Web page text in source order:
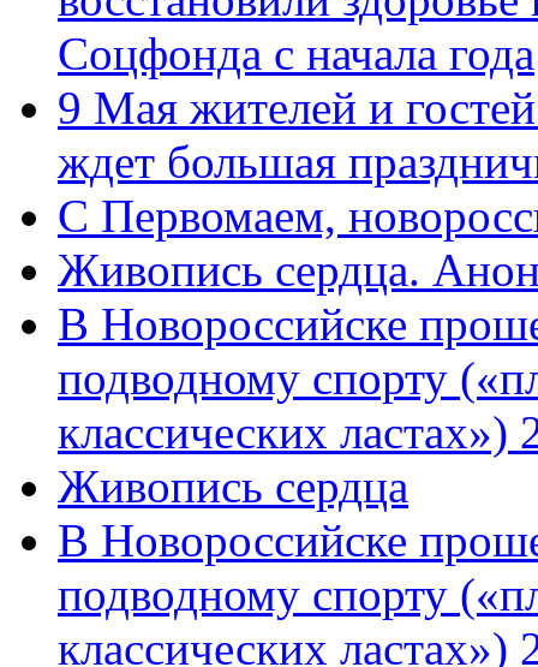
Соцфонда с начала года
9 Мая жителей и
ждет большая
C Первомаем,
Живопись сердца.
В Новороссийске
подводному спорту
классических
Живопись сердца
В Новороссийске
подводному спорту
классических ластах»)